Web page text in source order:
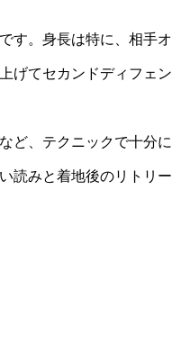
す。身長は特に、相手オ
げてセカンドディフェン
ど、テクニックで十分に
読みと着地後のリトリー